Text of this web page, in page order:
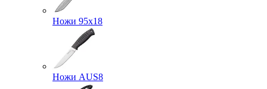
Ножи 95х18
Ножи AUS8